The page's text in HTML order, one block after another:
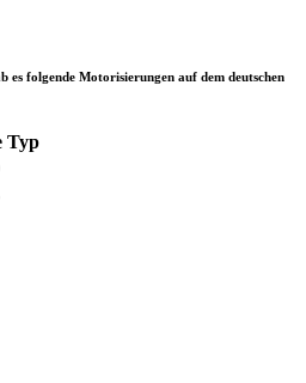
es folgende Motorisierungen auf dem deutschen
Typ